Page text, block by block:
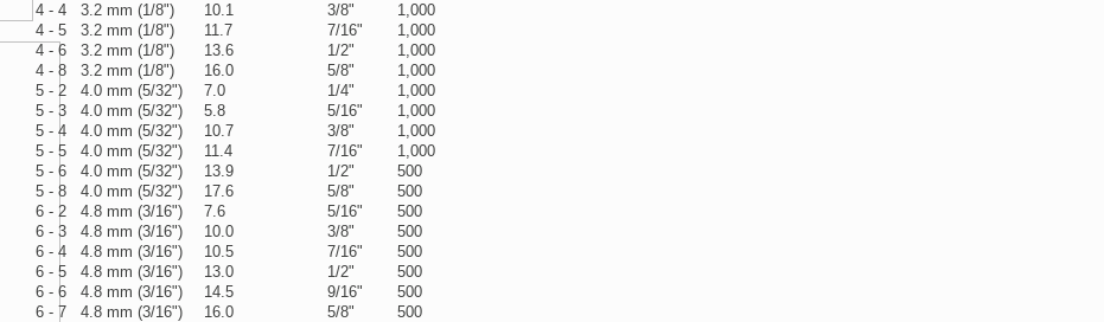
4 - 4
3.2 mm (1/8") 10.1 3/8"
1,000
4 - 5
3.2 mm (1/8") 11.7 7/16"
1,000
4 - 6
3.2 mm (1/8") 13.6 1/2"
1,000
4 - 8
3.2 mm (1/8") 16.0 5/8"
1,000
5 - 2
4.0 mm (5/32") 7.0 1/4"
1,000
5 - 3
4.0 mm (5/32") 5.8 5/16"
1,000
5 - 4
4.0 mm (5/32") 10.7 3/8"
1,000
5 - 5
4.0 mm (5/32") 11.4 7/16"
1,000
5 - 6
4.0 mm (5/32") 13.9 1/2"
500
5 - 8
4.0 mm (5/32") 17.6 5/8"
500
6 - 2
4.8 mm (3/16") 7.6 5/16"
500
6 - 3
4.8 mm (3/16") 10.0 3/8"
500
6 - 4
4.8 mm (3/16") 10.5 7/16"
500
6 - 5
4.8 mm (3/16") 13.0 1/2"
500
6 - 6
4.8 mm (3/16") 14.5 9/16"
500
6 - 7
4.8 mm (3/16") 16.0 5/8"
500